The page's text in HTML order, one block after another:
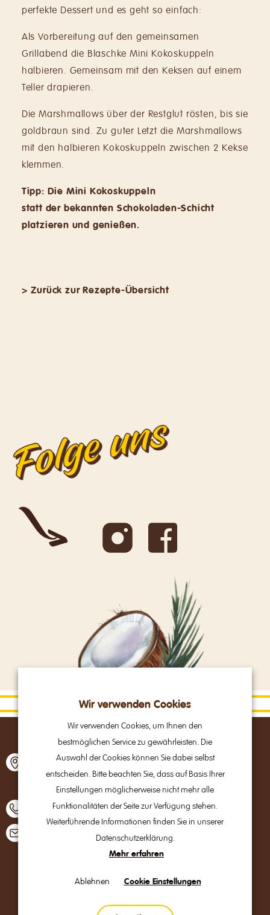
perfekte Dessert und es geht so einfach:
Als Vorbereitung auf den gemeinsamen
Grillabend die Blaschke Mini Kokoskuppeln
halbieren. Gemeinsam mit den Keksen auf einem
Teller drapieren.
Die Marshmallows über der Restglut rösten, bis sie
goldbraun sind. Zu guter Letzt die Marshmallows
mit den halbieren Kokoskuppeln zwischen 2 Kekse
klemmen.
Tipp: Die Mini Kokoskuppeln
statt der bekannten Schokoladen-Schicht
platzieren und genießen.
> Zurück zur Rezepte-Übersicht
Alpine Brands GmbH & Co Kg
Gmundner Straße 27
A – 4800 Attnang-Puchheim
+43 7674 64 222
office@alpinebrands.at
Wir verwenden Cookies
Wir verwenden Cookies, um Ihnen den
bestmöglichen Service zu gewährleisten. Die
Auswahl der Cookies können Sie dabei selbst
entscheiden. Bitte beachten Sie, dass auf Basis Ihrer
Einstellungen möglicherweise nicht mehr alle
Funktionalitäten der Seite zur Verfügung stehen.
Weiterführende Informationen finden Sie in unserer
Datenschutzerklärung.
Mehr erfahren
Ablehnen Cookie Einstellungen